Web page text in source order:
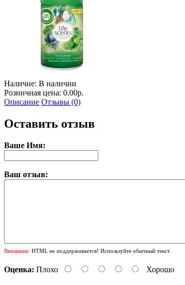
Наличие: В наличии
Розничная цена: 0.00р.
Описание Отзывы (0)
Оставить отзыв
Ваше Имя:
Ваш отзыв:
Внимание: HTML не поддерживается! Используйте обычный текст.
Оценка: Плохо Хорошо